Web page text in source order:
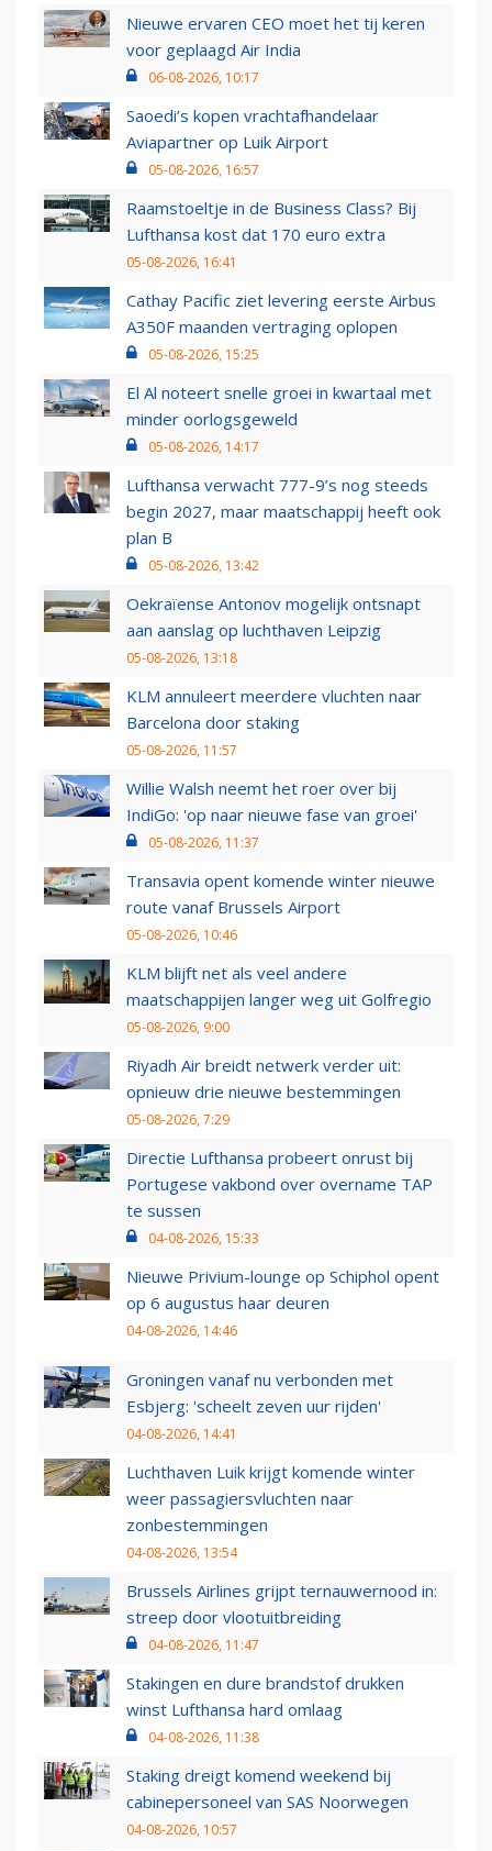
Nieuwe ervaren CEO moet het tij keren
voor geplaagd Air India
06-08-2026, 10:17
Saoedi’s kopen vrachtafhandelaar
Aviapartner op Luik Airport
05-08-2026, 16:57
Raamstoeltje in de Business Class? Bij
Lufthansa kost dat 170 euro extra
05-08-2026, 16:41
Cathay Pacific ziet levering eerste Airbus
A350F maanden vertraging oplopen
05-08-2026, 15:25
El Al noteert snelle groei in kwartaal met
minder oorlogsgeweld
05-08-2026, 14:17
Lufthansa verwacht 777-9’s nog steeds
begin 2027, maar maatschappij heeft ook
plan B
05-08-2026, 13:42
Oekraïense Antonov mogelijk ontsnapt
aan aanslag op luchthaven Leipzig
05-08-2026, 13:18
KLM annuleert meerdere vluchten naar
Barcelona door staking
05-08-2026, 11:57
Willie Walsh neemt het roer over bij
IndiGo: 'op naar nieuwe fase van groei'
05-08-2026, 11:37
Transavia opent komende winter nieuwe
route vanaf Brussels Airport
05-08-2026, 10:46
KLM blijft net als veel andere
maatschappijen langer weg uit Golfregio
05-08-2026, 9:00
Riyadh Air breidt netwerk verder uit:
opnieuw drie nieuwe bestemmingen
05-08-2026, 7:29
Directie Lufthansa probeert onrust bij
Portugese vakbond over overname TAP
te sussen
04-08-2026, 15:33
Nieuwe Privium-lounge op Schiphol opent
op 6 augustus haar deuren
04-08-2026, 14:46
Groningen vanaf nu verbonden met
Esbjerg: 'scheelt zeven uur rijden'
04-08-2026, 14:41
Luchthaven Luik krijgt komende winter
weer passagiersvluchten naar
zonbestemmingen
04-08-2026, 13:54
Brussels Airlines grijpt ternauwernood in:
streep door vlootuitbreiding
04-08-2026, 11:47
Stakingen en dure brandstof drukken
winst Lufthansa hard omlaag
04-08-2026, 11:38
Staking dreigt komend weekend bij
cabinepersoneel van SAS Noorwegen
04-08-2026, 10:57